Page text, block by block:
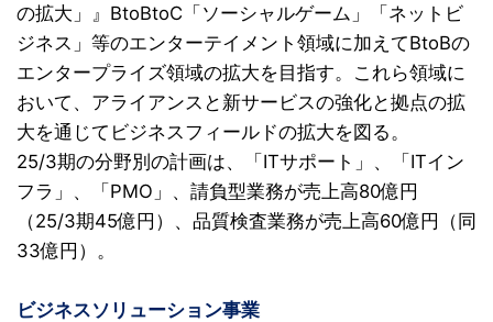
の拡大」』BtoBtoC「ソーシャルゲーム」「ネットビ
ジネス」等のエンターテイメント領域に加えてBtoBの
エンタープライズ領域の拡大を目指す。これら領域に
おいて、アライアンスと新サービスの強化と拠点の拡
大を通じてビジネスフィールドの拡大を図る。
25/3期の分野別の計画は、「ITサポート」、「ITイン
フラ」、「PMO」、請負型業務が売上高80億円
（25/3期45億円）、品質検査業務が売上高60億円（同
33億円）。
ビジネスソリューション事業